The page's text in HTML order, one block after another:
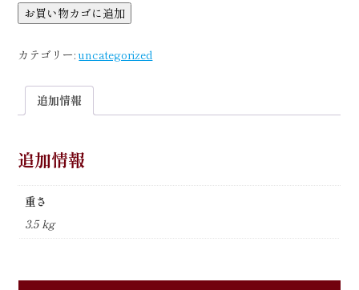
【留
袖
ー
Kimono
Art
フ
ブ
リ
ッ
ネ
お買い物カゴに追加
カテゴリー:uncategorized
追加情報
追加情報
重さ
3.5 kg